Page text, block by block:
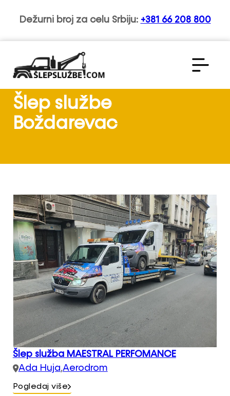
Dežurni broj za celu Srbiju: +381 66 208 800
Šlep službe
Boždarevac
Šlep služba MAESTRAL PERFOMANCE
Ada Huja,Aerodrom
Pogledaj više